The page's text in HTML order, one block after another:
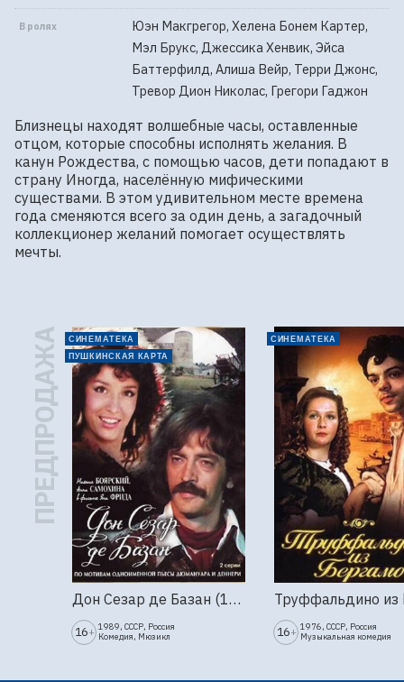
В ролях
Юэн Макгрегор, Хелена Бонем Картер,
Мэл Брукс, Джессика Хенвик, Эйса
Баттерфилд, Алиша Вейр, Терри Джонс,
Тревор Дион Николас, Грегори Гаджон
Близнецы находят волшебные часы, оставленные
отцом, которые способны исполнять желания. В
канун Рождества, с помощью часов, дети попадают в
страну Иногда, населённую мифическими
существами. В этом удивительном месте времена
года сменяются всего за один день, а загадочный
коллекционер желаний помогает осуществлять
мечты.
ПРЕДПРОДАЖА
СИНЕМАТЕКА
ПУШКИНСКАЯ КАРТА
Дон Сезар де Базан (1989г., Ленфильм, 2 серии)
16+ 1989, СССР, Россия
Комедия, Мюзикл
СИНЕМАТЕКА
16+ 1976, СССР, Россия
Музыкальная комедия